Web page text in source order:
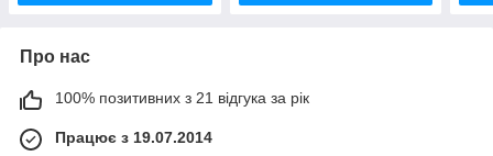
Про нас
100% позитивних з 21 відгука за рік
Працює з 19.07.2014